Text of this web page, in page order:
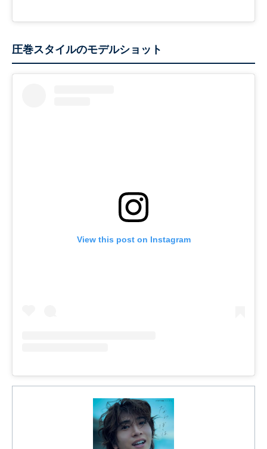
圧巻スタイルのモデルショット
View this post on Instagram